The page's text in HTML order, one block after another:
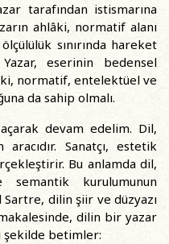
tarafından istismarına
ahlâki, normatif alanı
sınırında hareket
eserinin bedensel
normatif, entelektüel ve
da sahip olmalı.
devam edelim. Dil,
Sanatçı, estetik
Bu anlamda dil,
kurulumunun
Sartre, dilin şiir ve düzyazı
dilin bir yazar
şekilde betimler: